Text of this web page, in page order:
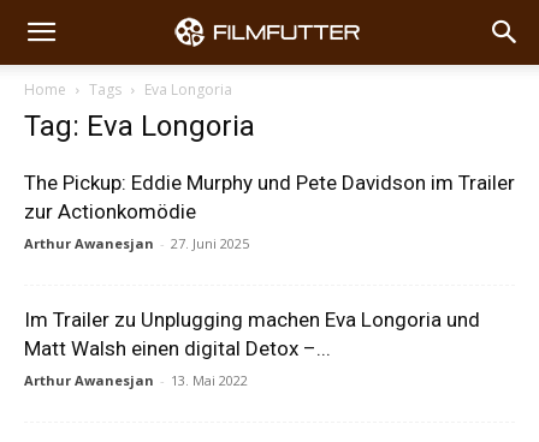
Home Tags Eva Longoria
Tag: Eva Longoria
The Pickup: Eddie Murphy und Pete Davidson im Trailer
zur Actionkomödie
Arthur Awanesjan - 27. Juni 2025
Im Trailer zu Unplugging machen Eva Longoria und
Matt Walsh einen digital Detox –...
Arthur Awanesjan - 13. Mai 2022